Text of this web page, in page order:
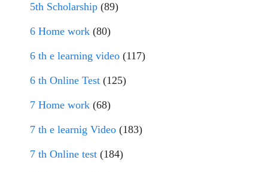
5th Scholarship (89)
6 Home work (80)
6 th e learning video (117)
6 th Online Test (125)
7 Home work (68)
7 th e learnig Video (183)
7 th Online test (184)